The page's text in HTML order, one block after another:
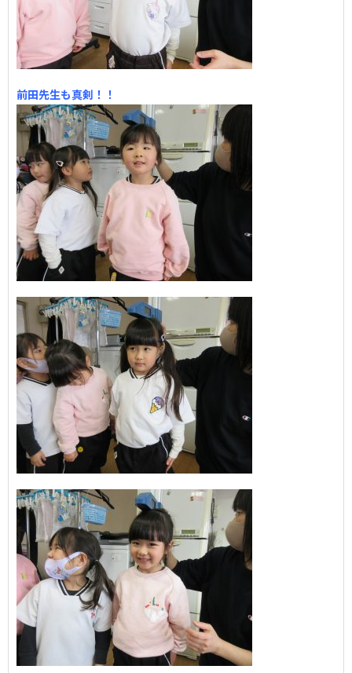
前田先生も真剣！！